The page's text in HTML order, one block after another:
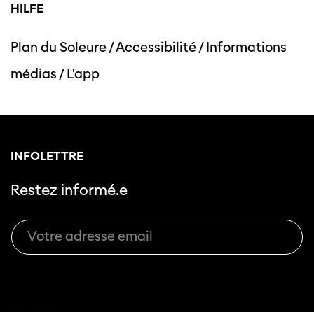
HILFE
Plan du Soleure/Accessibilité/Informations
médias /L'app
INFOLETTRE
Restez informé.e